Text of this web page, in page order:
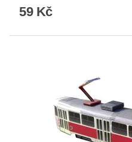
59 Kč